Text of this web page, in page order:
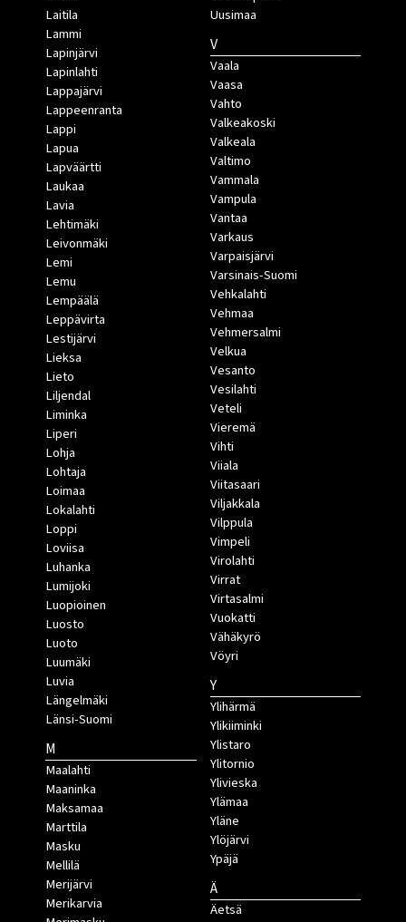
Laitila
Lammi
Lapinjärvi
Lapinlahti
Lappajärvi
Lappeenranta
Lappi
Lapua
Lapväärtti
Laukaa
Lavia
Lehtimäki
Leivonmäki
Lemi
Lemu
Lempäälä
Leppävirta
Lestijärvi
Lieksa
Lieto
Liljendal
Liminka
Liperi
Lohja
Lohtaja
Loimaa
Lokalahti
Loppi
Loviisa
Luhanka
Lumijoki
Luopioinen
Luosto
Luoto
Luumäki
Luvia
Längelmäki
Länsi-Suomi
M
Maalahti
Maaninka
Maksamaa
Marttila
Masku
Mellilä
Merijärvi
Merikarvia
Uusimaa
V
Vaala
Vaasa
Vahto
Valkeakoski
Valkeala
Valtimo
Vammala
Vampula
Vantaa
Varkaus
Varpaisjärvi
Varsinais-Suomi
Vehkalahti
Vehmaa
Vehmersalmi
Velkua
Vesanto
Vesilahti
Veteli
Vieremä
Vihti
Viiala
Viitasaari
Viljakkala
Vilppula
Vimpeli
Virolahti
Virrat
Virtasalmi
Vuokatti
Vähäkyrö
Vöyri
Y
Ylihärmä
Ylikiiminki
Ylistaro
Ylitornio
Ylivieska
Ylämaa
Yläne
Ylöjärvi
Ypäjä
Ä
Äetsä